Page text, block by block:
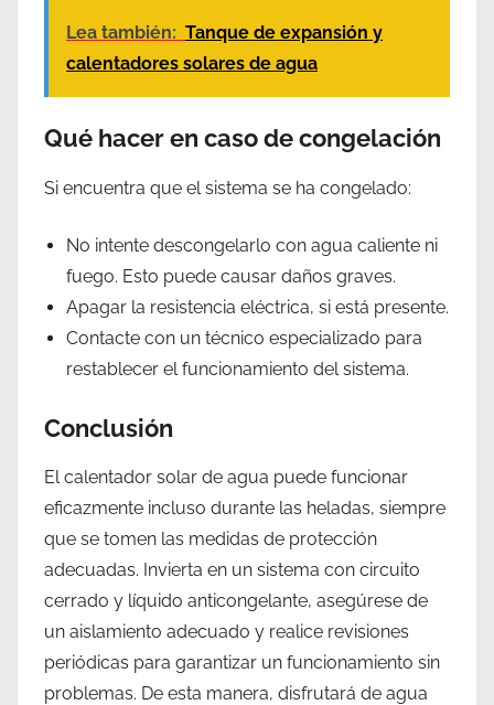
Lea también: Tanque de expansión y
calentadores solares de agua
Qué hacer en caso de congelación
Si encuentra que el sistema se ha congelado:
No intente descongelarlo con agua caliente ni
fuego. Esto puede causar daños graves.
Apagar la resistencia eléctrica, si está presente.
Contacte con un técnico especializado para
restablecer el funcionamiento del sistema.
Conclusión
El calentador solar de agua puede funcionar
eficazmente incluso durante las heladas, siempre
que se tomen las medidas de protección
adecuadas. Invierta en un sistema con circuito
cerrado y líquido anticongelante, asegúrese de
un aislamiento adecuado y realice revisiones
periódicas para garantizar un funcionamiento sin
problemas. De esta manera, disfrutará de agua